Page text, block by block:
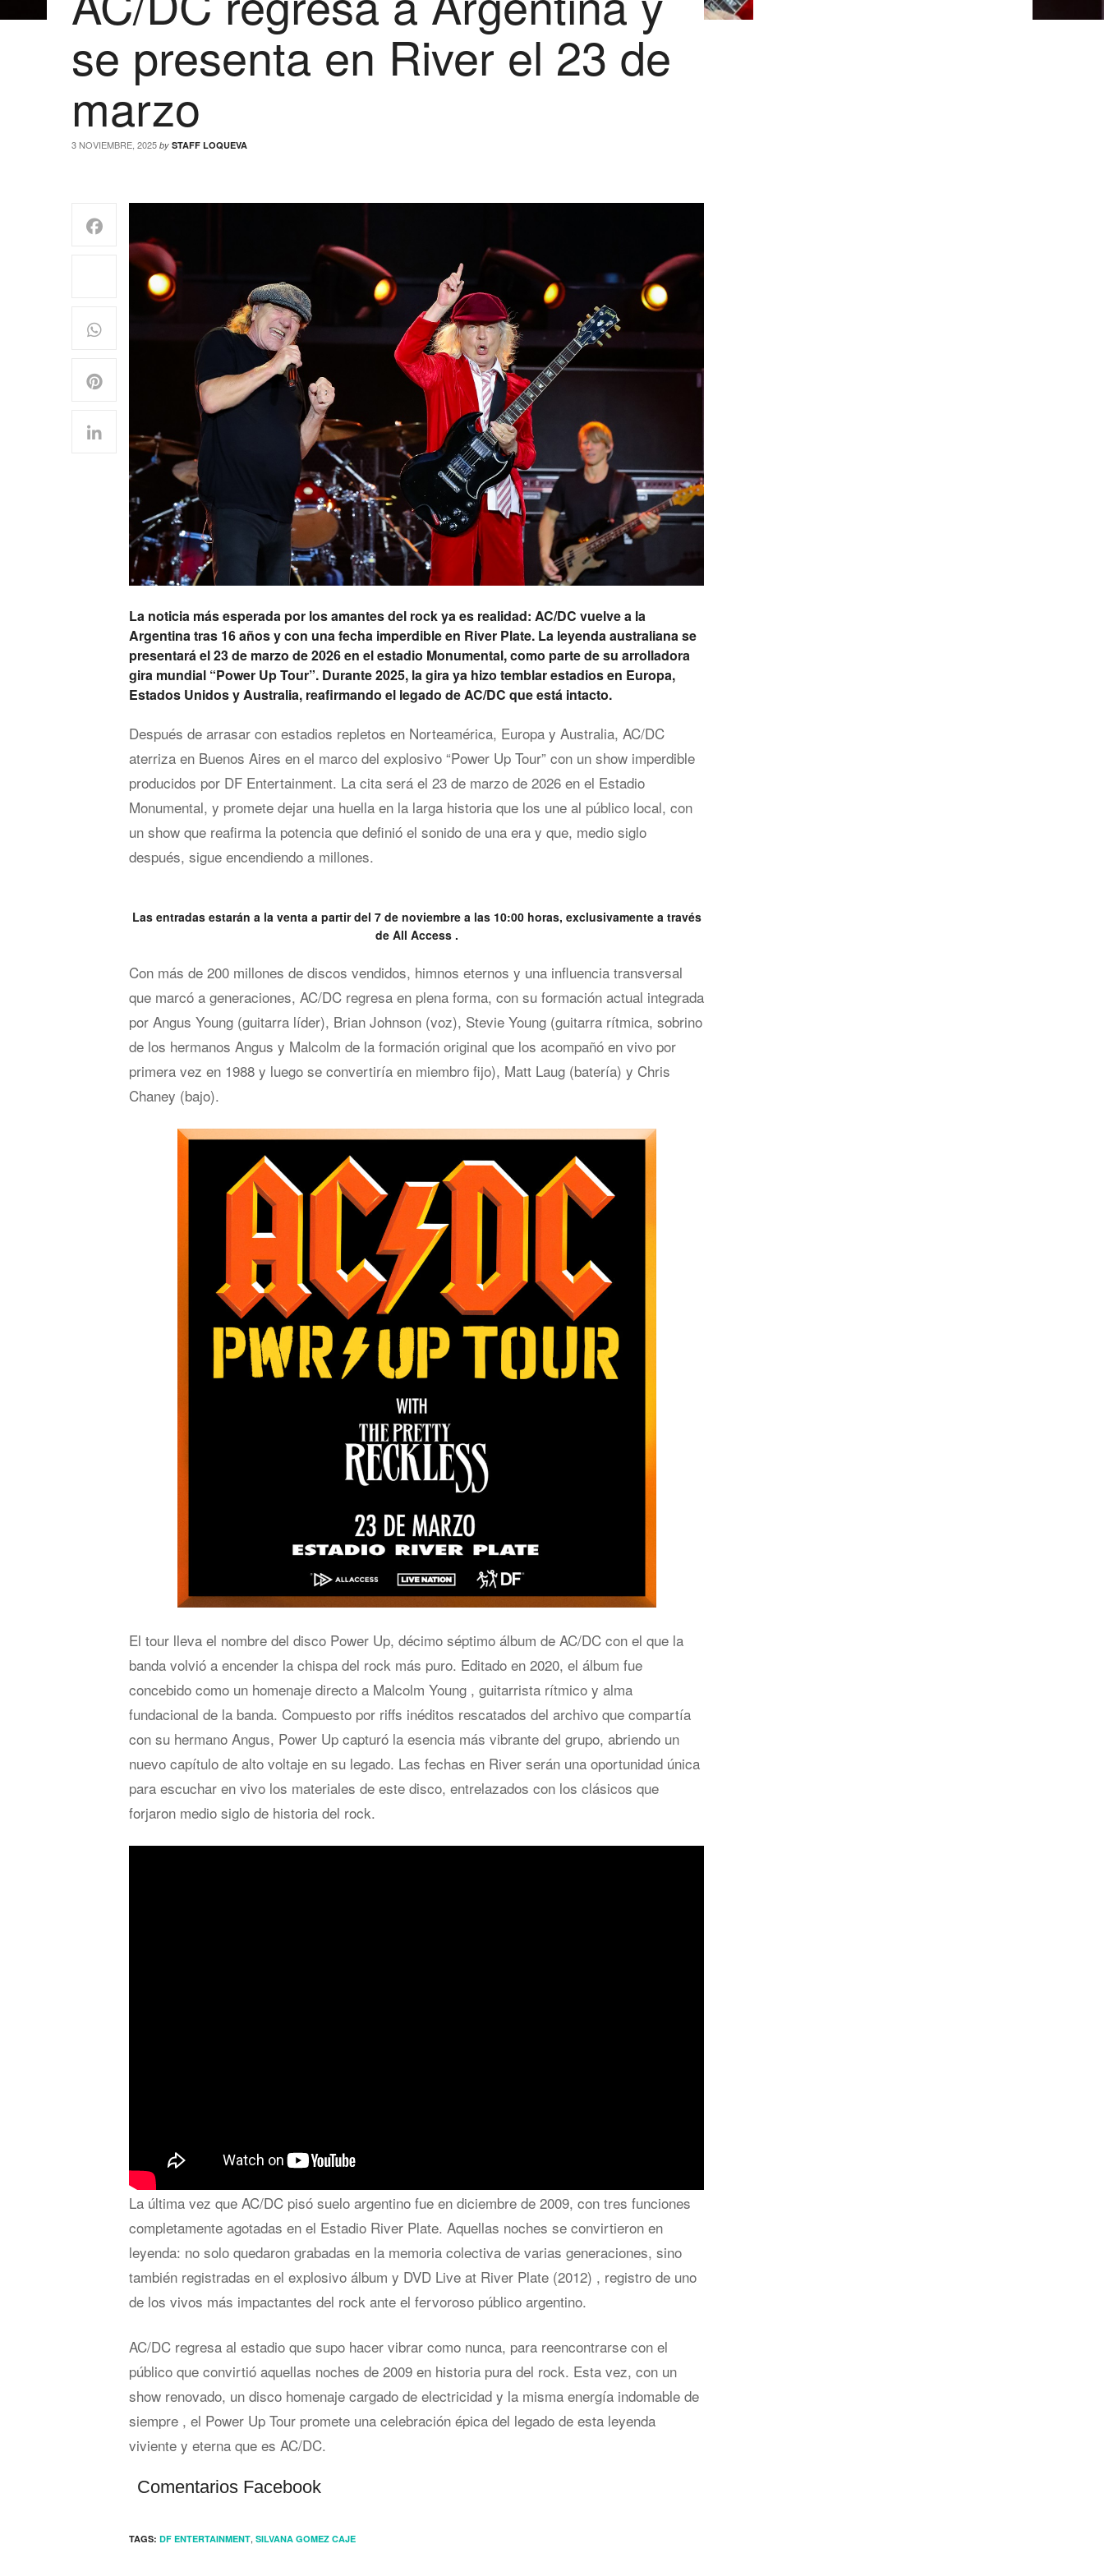
se presenta en River el 23 de
marzo
3 NOVIEMBRE, 2025 by STAFF LOQUEVA
La noticia más esperada por los amantes del rock ya es realidad: AC/DC vuelve a la
Argentina tras 16 años y con una fecha imperdible en River Plate. La leyenda australiana se
presentará el 23 de marzo de 2026 en el estadio Monumental, como parte de su arrolladora
gira mundial “Power Up Tour”. Durante 2025, la gira ya hizo temblar estadios en Europa,
Estados Unidos y Australia, reafirmando el legado de AC/DC que está intacto.
Después de arrasar con estadios repletos en Norteamérica, Europa y Australia, AC/DC
aterriza en Buenos Aires en el marco del explosivo “Power Up Tour” con un show imperdible
producidos por DF Entertainment. La cita será el 23 de marzo de 2026 en el Estadio
Monumental, y promete dejar una huella en la larga historia que los une al público local, con
un show que reafirma la potencia que definió el sonido de una era y que, medio siglo
después, sigue encendiendo a millones.
Las entradas estarán a la venta a partir del 7 de noviembre a las 10:00 horas, exclusivamente a través
de All Access .
Con más de 200 millones de discos vendidos, himnos eternos y una influencia transversal
que marcó a generaciones, AC/DC regresa en plena forma, con su formación actual integrada
por Angus Young (guitarra líder), Brian Johnson (voz), Stevie Young (guitarra rítmica, sobrino
de los hermanos Angus y Malcolm de la formación original que los acompañó en vivo por
primera vez en 1988 y luego se convertiría en miembro fijo), Matt Laug (batería) y Chris
Chaney (bajo).
El tour lleva el nombre del disco Power Up, décimo séptimo álbum de AC/DC con el que la
banda volvió a encender la chispa del rock más puro. Editado en 2020, el álbum fue
concebido como un homenaje directo a Malcolm Young , guitarrista rítmico y alma
fundacional de la banda. Compuesto por riffs inéditos rescatados del archivo que compartía
con su hermano Angus, Power Up capturó la esencia más vibrante del grupo, abriendo un
nuevo capítulo de alto voltaje en su legado. Las fechas en River serán una oportunidad única
para escuchar en vivo los materiales de este disco, entrelazados con los clásicos que
forjaron medio siglo de historia del rock.
La última vez que AC/DC pisó suelo argentino fue en diciembre de 2009, con tres funciones
completamente agotadas en el Estadio River Plate. Aquellas noches se convirtieron en
leyenda: no solo quedaron grabadas en la memoria colectiva de varias generaciones, sino
también registradas en el explosivo álbum y DVD Live at River Plate (2012) , registro de uno
de los vivos más impactantes del rock ante el fervoroso público argentino.
AC/DC regresa al estadio que supo hacer vibrar como nunca, para reencontrarse con el
público que convirtió aquellas noches de 2009 en historia pura del rock. Esta vez, con un
show renovado, un disco homenaje cargado de electricidad y la misma energía indomable de
siempre , el Power Up Tour promete una celebración épica del legado de esta leyenda
viviente y eterna que es AC/DC.
Comentarios Facebook
TAGS: DF ENTERTAINMENT, SILVANA GOMEZ CAJE